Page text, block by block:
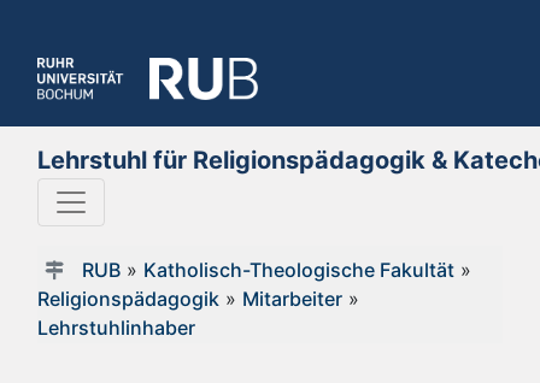
Lehrstuhl für Religionspädagogik &
RUB» Katholisch-Theologische Fakultät»
Religionspädagogik » Mitarbeiter »
Lehrstuhlinhaber